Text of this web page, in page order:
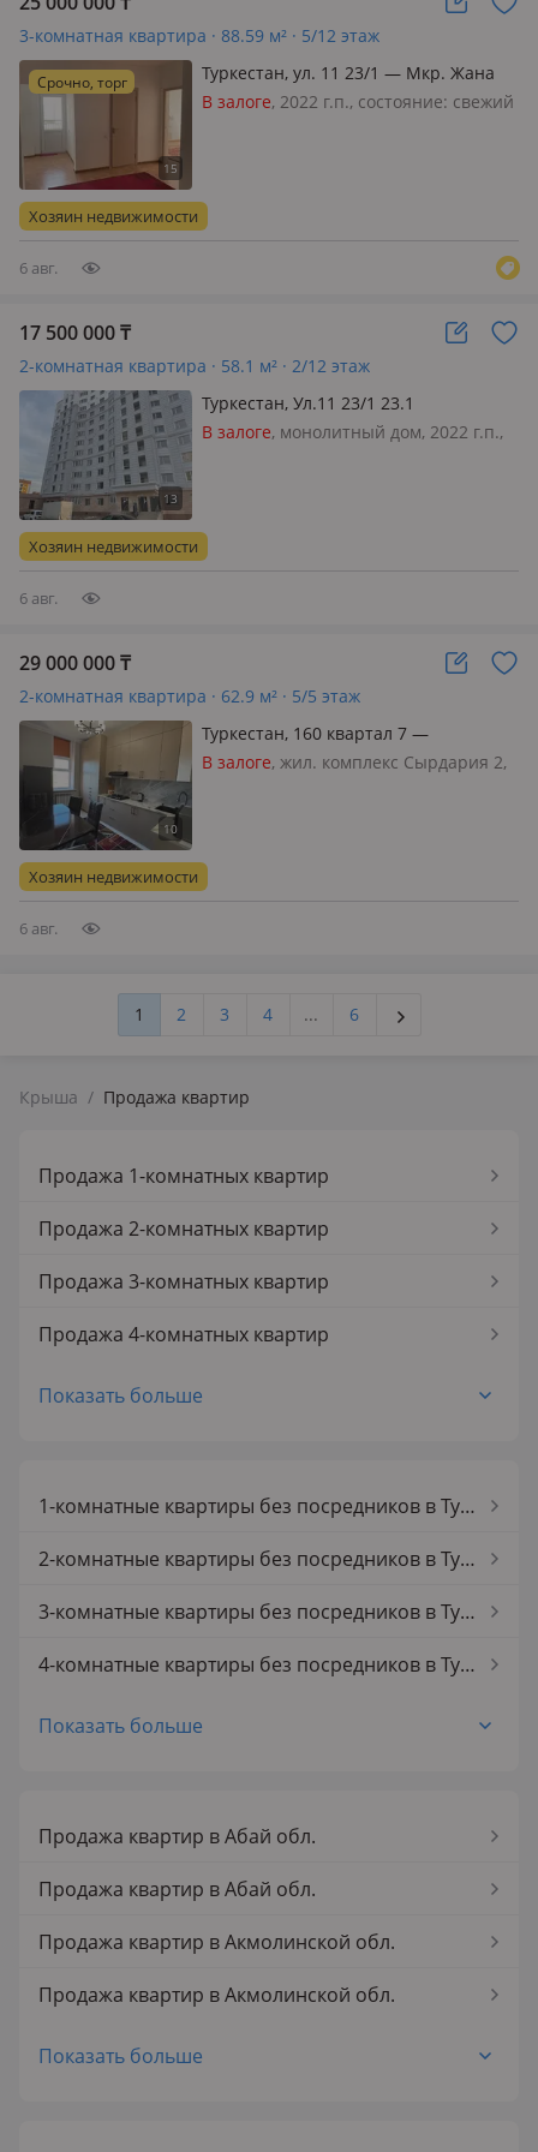
3-комнатная квартира · 88.59 м² · 5/12 этаж
Срочно, торг
Туркестан, ул. 11 23/1 — Мкр. Жана
кала
В залоге, 2022 г.п., состояние: свежий
эксплуатацию 2022 году. Живут
квартиранты с августа 2023 г
Хозяин недвижимости
6 авг.
17 500 000₸
2-комнатная квартира · 58.1 м² · 2/12 этаж
Туркестан, Ул.11 23/1 23.1
В залоге, монолитный дом, 2022 г.п.,
Хозяин недвижимости
6 авг.
29 000 000₸
2-комнатная квартира · 62.9 м² · 5/5 этаж
Туркестан, 160 квартал 7 —
Музыкальная школа Акжайык
В залоге, жил. комплекс Сырдария 2,
полностью, Полностью
мебелирована. Для себя делали
Хозяин недвижимости
6 авг.
1 2 3 4 ... 6
Крыша / Продажа квартир
Продажа 1-комнатных квартир
Продажа 2-комнатных квартир
Продажа 3-комнатных квартир
Продажа 4-комнатных квартир
Продажа 5-комнатных квартир
Продажа 2-комнатных квартир в Туркестане
Продажа 3-комнатных квартир в Туркестане
Продажа 4-комнатных квартир в Туркестане
Показать больше
1-комнатные квартиры без посредников в Туркестане
2-комнатные квартиры без посредников в Туркестане
3-комнатные квартиры без посредников в Туркестане
4-комнатные квартиры без посредников в Туркестане
1-комнатные квартиры без посредников
3-комнатные квартиры без посредников
4-комнатные квартиры без посредников
5-комнатные квартиры без посредников
Показать больше
Продажа квартир в Абай обл.
Продажа квартир в Абай обл.
Продажа квартир в Акмолинской обл.
Продажа квартир в Акмолинской обл.
Продажа квартир в Аксае
Показать больше